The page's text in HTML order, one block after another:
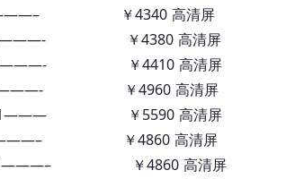
￥4340 高清屏
￥4380 高清屏
￥4410 高清屏
￥4960 高清屏
￥5590 高清屏
￥4860 高清屏
￥4860 高清屏